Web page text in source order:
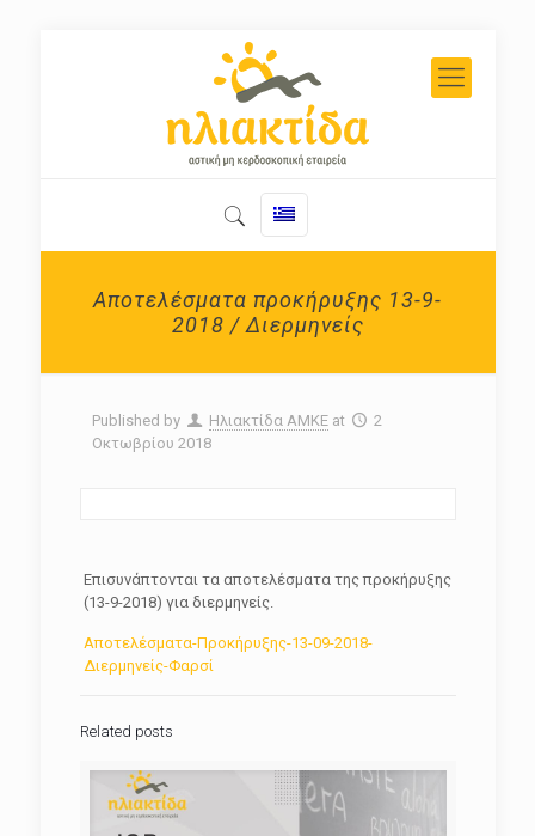
Αποτελέσματα προκήρυξης 13-9-
2018 / Διερμηνείς
Published by Ηλιακτίδα ΑΜΚΕ at
2
Οκτωβρίου 2018
Επισυνάπτονται τα αποτελέσματα της προκήρυξης
(13-9-2018) για διερμηνείς.
Αποτελέσματα-Προκήρυξης-13-09-2018-
Διερμηνείς-Φαρσί
Related posts